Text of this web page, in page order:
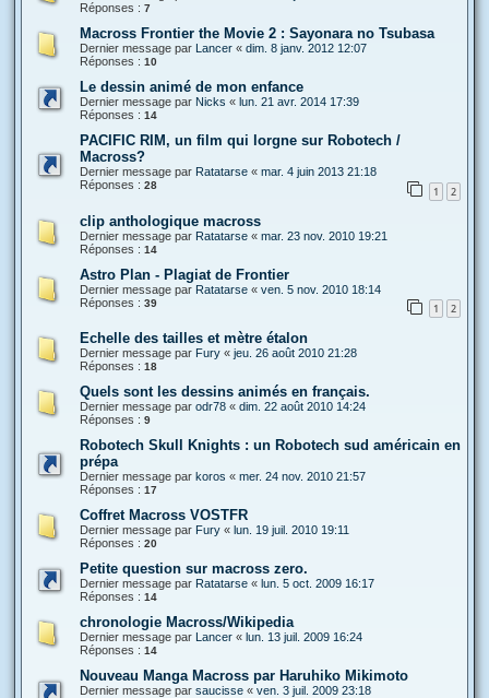
Réponses : 7
Macross Frontier the Movie 2 : Sayonara no Tsubasa
Dernier message par Lancer « dim. 8 janv. 2012 12:07
Réponses : 10
Le dessin animé de mon enfance
Dernier message par Nicks « lun. 21 avr. 2014 17:39
Réponses : 14
PACIFIC RIM, un film qui lorgne sur Robotech /
Macross?
Dernier message par Ratatarse « mar. 4 juin 2013 21:18
Réponses : 28 1 2
clip anthologique macross
Dernier message par Ratatarse « mar. 23 nov. 2010 19:21
Réponses : 14
Astro Plan - Plagiat de Frontier
Dernier message par Ratatarse « ven. 5 nov. 2010 18:14
Réponses : 39 1 2
Echelle des tailles et mètre étalon
Dernier message par Fury « jeu. 26 août 2010 21:28
Réponses : 18
Quels sont les dessins animés en français.
Dernier message par odr78 « dim. 22 août 2010 14:24
Réponses : 9
Robotech Skull Knights : un Robotech sud américain en
prépa
Dernier message par koros « mer. 24 nov. 2010 21:57
Réponses : 17
Coffret Macross VOSTFR
Dernier message par Fury « lun. 19 juil. 2010 19:11
Réponses : 20
Petite question sur macross zero.
Dernier message par Ratatarse « lun. 5 oct. 2009 16:17
Réponses : 14
chronologie Macross/Wikipedia
Dernier message par Lancer « lun. 13 juil. 2009 16:24
Réponses : 14
Nouveau Manga Macross par Haruhiko Mikimoto
Dernier message par saucisse « ven. 3 juil. 2009 23:18